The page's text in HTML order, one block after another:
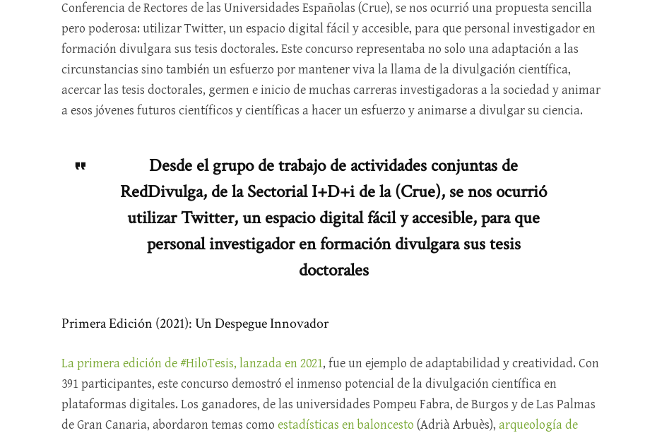
Conferencia de Rectores de las Universidades Españolas (Crue), se nos ocurrió una propuesta sencilla
pero poderosa: utilizar Twitter, un espacio digital fácil y accesible, para que personal investigador en
formación divulgara sus tesis doctorales. Este concurso representaba no solo una adaptación a las
circunstancias sino también un esfuerzo por mantener viva la llama de la divulgación científica,
acercar las tesis doctorales, germen e inicio de muchas carreras investigadoras a la sociedad y animar
a esos jóvenes futuros científicos y científicas a hacer un esfuerzo y animarse a divulgar su ciencia.
Desde el grupo de trabajo de actividades conjuntas de
RedDivulga, de la Sectorial I+D+i de la (Crue), se nos ocurrió
utilizar Twitter, un espacio digital fácil y accesible, para que
personal investigador en formación divulgara sus tesis
doctorales
Primera Edición (2021): Un Despegue Innovador
La primera edición de #HiloTesis, lanzada en 2021, fue un ejemplo de adaptabilidad y creatividad. Con
391 participantes, este concurso demostró el inmenso potencial de la divulgación científica en
plataformas digitales. Los ganadores, de las universidades Pompeu Fabra, de Burgos y de Las Palmas
de Gran Canaria, abordaron temas como estadísticas en baloncesto (Adrià Arbuès), arqueología de